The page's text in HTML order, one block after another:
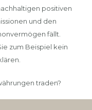
positiven
und den
fällt.
zum Beispiel kein
traden?